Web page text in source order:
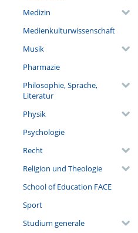
Medizin
Medienkulturwissenschaft
Musik
Pharmazie
Philosophie, Sprache,
Literatur
Physik
Psychologie
Recht
Religion und Theologie
School of Education FACE
Sport
Studium generale